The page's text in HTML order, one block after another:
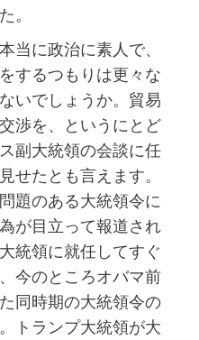
。
当に政治に素人で、
するつもりは更々な
いでしょうか。貿易
渉を、というにとど
副大統領の会談に任
せたとも言えます。
題のある大統領令に
が目立って報道され
統領に就任してすぐ
今のところオバマ前
同時期の大統領令の
トランプ大統領が大